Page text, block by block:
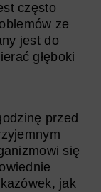
często
ze
jest do
głęboki
przed
się
jak